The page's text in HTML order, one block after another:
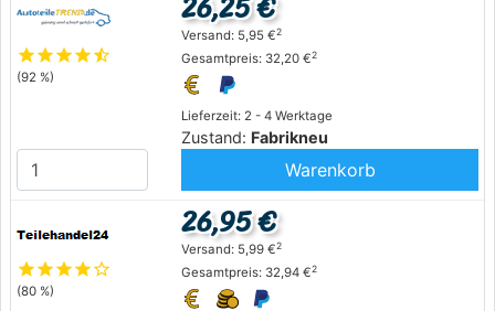
starstarstarstarstar_half
(92 %)
Lieferzeit: 2 - 4 Werktage
Zustand: Fabrikneu
Versand: 5,95 €2
Gesamtpreis: 32,20 €2
Warenkorb
starstarstarstarstar_outline
(80 %)
26,95 €
Versand: 5,99 €2
Gesamtpreis: 32,94 €2